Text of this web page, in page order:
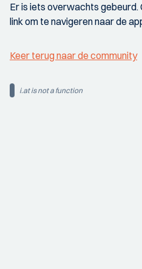
Er is iets overwachts
link om te navigeren naar de
Keer terug naar de community
i.at is not a function